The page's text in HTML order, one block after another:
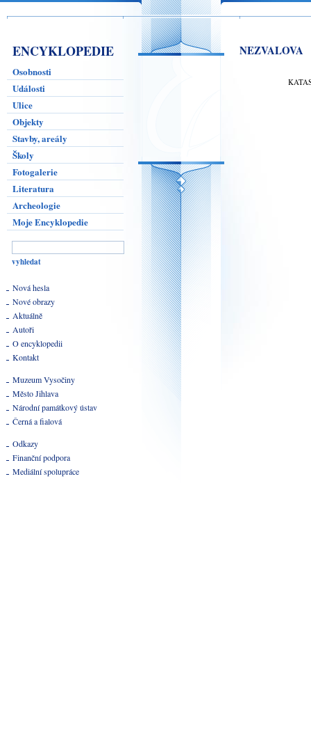
ENCYKLOPEDIE
Osobnosti
Události
Ulice
Objekty
Stavby, areály
Školy
Fotogalerie
Literatura
Archeologie
Moje Encyklopedie
Nová hesla
Nové obrazy
Aktuálně
Autoři
O encyklopedii
Kontakt
Muzeum Vysočiny
Město Jihlava
Národní památkový ústav
Černá a fialová
Odkazy
Finanční podpora
Mediální spolupráce
NEZVALOVA